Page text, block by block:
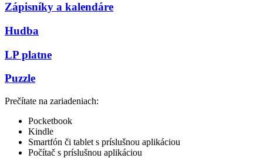
Zápisníky a kalendáre
Hudba
LP platne
Puzzle
Prečítate na zariadeniach:
Pocketbook
Kindle
Smartfón či tablet s príslušnou aplikáciou
Počítač s príslušnou aplikáciou